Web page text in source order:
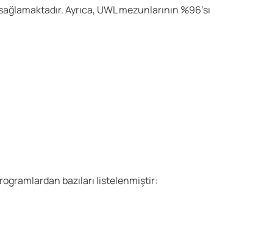
Ayrıca, UWL mezunlarının %96’sı
bazıları listelenmiştir: